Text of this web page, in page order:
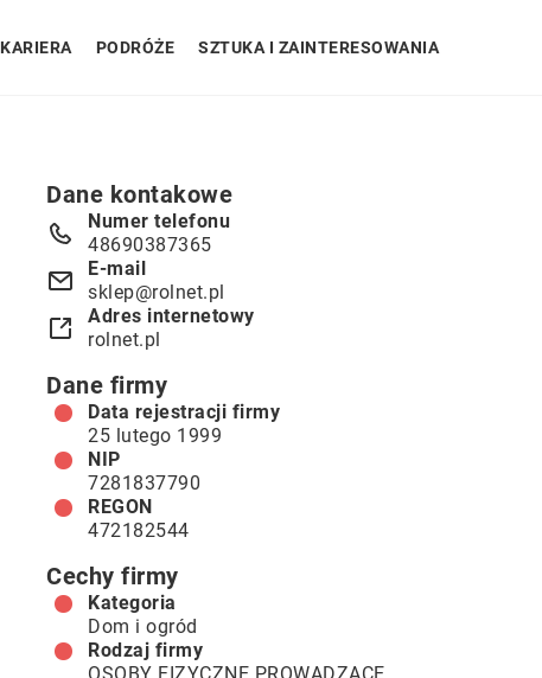
KARIERA PODRÓŻE SZTUKA I ZAINTERESOWANIA
Dane kontakowe
Numer telefonu
48690387365
E-mail
sklep@rolnet.pl
Adres internetowy
rolnet.pl
Dane firmy
Data rejestracji firmy
25 lutego 1999
NIP
7281837790
REGON
472182544
Cechy firmy
Kategoria
Dom i ogród
Rodzaj firmy